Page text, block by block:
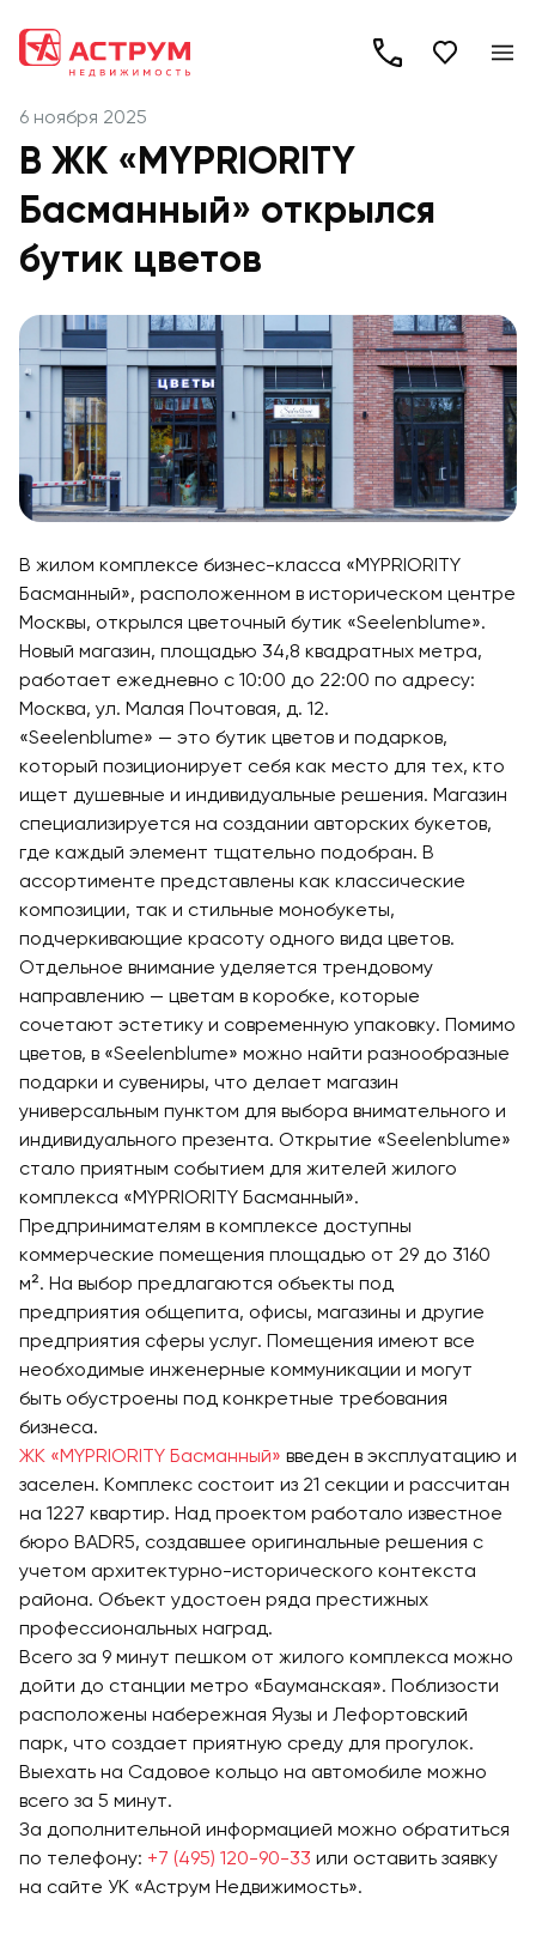
82
6 ноября 2025
В ЖК «MYPRIORITY
Басманный» открылся
бутик цветов
В жилом комплексе бизнес-класса «MYPRIORITY
Басманный», расположенном в историческом центре
Москвы, открылся цветочный бутик «Seelenblume».
Новый магазин, площадью 34,8 квадратных метра,
работает ежедневно с 10:00 до 22:00 по адресу:
Москва, ул. Малая Почтовая, д. 12.
«Seelenblume» — это бутик цветов и подарков,
который позиционирует себя как место для тех, кто
ищет душевные и индивидуальные решения. Магазин
специализируется на создании авторских букетов,
где каждый элемент тщательно подобран. В
ассортименте представлены как классические
композиции, так и стильные монобукеты,
подчеркивающие красоту одного вида цветов.
Отдельное внимание уделяется трендовому
направлению — цветам в коробке, которые
сочетают эстетику и современную упаковку. Помимо
цветов, в «Seelenblume» можно найти разнообразные
подарки и сувениры, что делает магазин
универсальным пунктом для выбора внимательного и
индивидуального презента. Открытие «Seelenblume»
стало приятным событием для жителей жилого
комплекса «MYPRIORITY Басманный».
Предпринимателям в комплексе доступны
коммерческие помещения площадью от 29 до 3160
м². На выбор предлагаются объекты под
предприятия общепита, офисы, магазины и другие
предприятия сферы услуг. Помещения имеют все
необходимые инженерные коммуникации и могут
быть обустроены под конкретные требования
бизнеса.
ЖК «MYPRIORITY Басманный» введен в эксплуатацию и
заселен. Комплекс состоит из 21 секции и рассчитан
на 1227 квартир. Над проектом работало известное
бюро BADR5, создавшее оригинальные решения с
учетом архитектурно-исторического контекста
района. Объект удостоен ряда престижных
профессиональных наград.
Всего за 9 минут пешком от жилого комплекса можно
дойти до станции метро «Бауманская». Поблизости
расположены набережная Яузы и Лефортовский
парк, что создает приятную среду для прогулок.
Выехать на Садовое кольцо на автомобиле можно
всего за 5 минут.
За дополнительной информацией можно обратиться
по телефону: +7 (495) 120-90-33 или оставить заявку
на сайте УК «Аструм Недвижимость».